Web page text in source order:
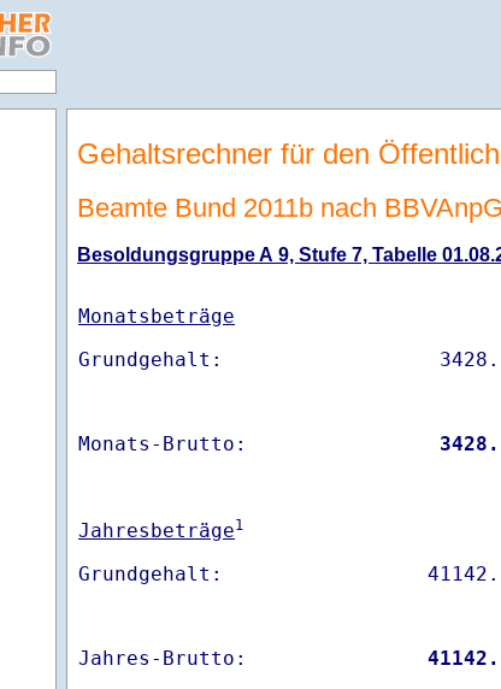
Gehaltsrechner für den
Beamte Bund 2011b nach
Besoldungsgruppe A 9, Stufe 7, Tabelle
Monatsbeträge
Monats-Brutto:
Jahresbeträge1
Jahres-Brutto: